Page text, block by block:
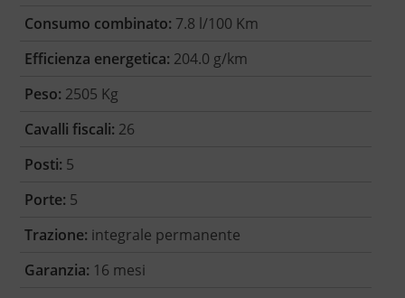
Consumo combinato: 7.8 l/100 Km
Efficienza energetica: 204.0 g/km
Peso: 2505 Kg
Cavalli fiscali: 26
Posti: 5
Porte: 5
Trazione: integrale permanente
Garanzia: 16 mesi